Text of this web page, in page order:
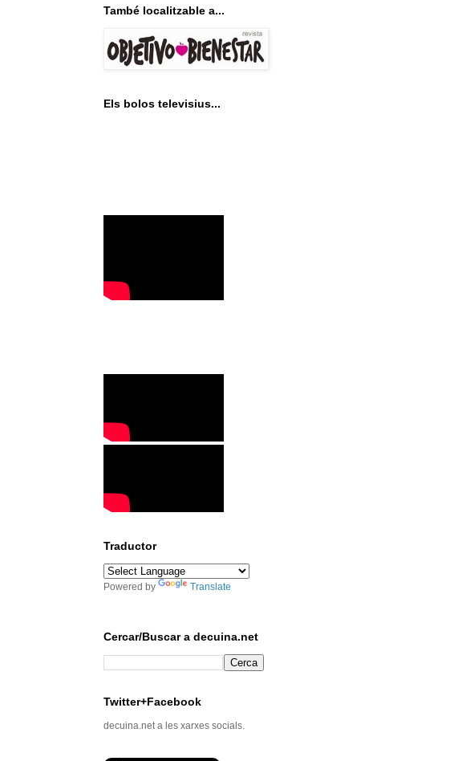
També localitzable a...
Els bolos televisius...
Traductor
Powered by Translate
Cercar/Buscar a decuina.net
Twitter+Facebook
decuina.net a les xarxes socials.